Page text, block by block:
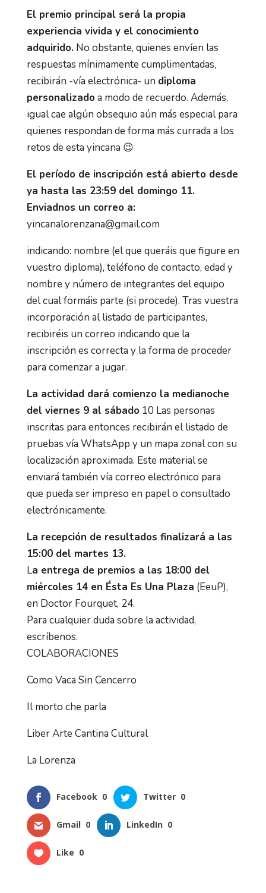
El premio principal será la propia
experiencia vivida y el conocimiento
adquirido.No obstante, quienes envíen las
respuestas mínimamente cumplimentadas,
recibirán -vía electrónica‐ un diploma
personalizadoa modo de recuerdo. Además,
igual cae algún obsequio aún más especial para
quienes respondan de forma más currada a los
retos de esta yincana 😉
El período de inscripción está abierto desde
ya hasta las 23:59 del domingo 11.
Enviadnos un correo a:
yincanalorenzana@gmail.com
indicando: nombre (el que queráis que figure en
vuestro diploma), teléfono de contacto, edad y
nombre y número de integrantes del equipo
del cual formáis parte (si procede). Tras vuestra
incorporación al listado de participantes,
recibiréis un correo indicando que la
inscripción es correcta y la forma de proceder
para comenzar a jugar.
La actividad dará comienzo la medianoche
del viernes 9 al sábado10 Las personas
inscritas para entonces recibirán el listado de
pruebas vía WhatsApp y un mapa zonal con su
localización aproximada. Este material se
enviará también vía correo electrónico para
que pueda ser impreso en papel o consultado
electrónicamente.
La recepción de resultados finalizará a las
15:00 del martes 13.
La entrega de premios a las 18:00 del
miércoles 14 en Ésta Es Una Plaza (EeuP),
en Doctor Fourquet, 24.
Para cualquier duda sobre la actividad,
escríbenos.
COLABORACIONES
Como Vaca Sin Cencerro
Il morto che parla
Liber Arte Cantina Cultural
La Lorenza
Facebook 0 Twitter 0
Gmail 0 LinkedIn 0
Like 0